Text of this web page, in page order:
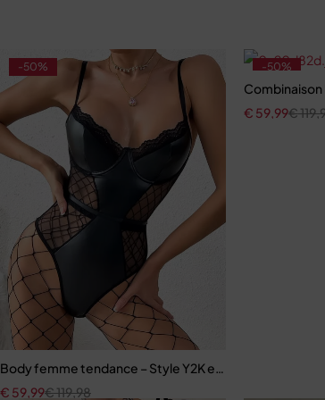
-50%
Body femme tendance – Style Y2K en maille respirante
€119,98
€ 59,99
-50%
Combinaison
€
€ 59,99